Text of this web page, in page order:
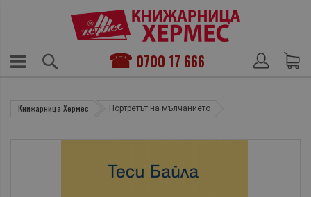
0700 17 666
Книжарница Хермес Портретът на мълчанието